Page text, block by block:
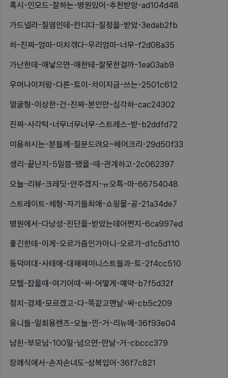
혹시-인모드-잘하는-병원있어-추천받앙-ad104d48
가드넬라-질염인데-칸디다-질정을-받았-3edab2fb
하-진짜-엄마-미치겎다-우리엄마-너무-f2d08a35
가난한데-애낳으면-애한테-잘못한걸까-1ea03ab9
우머나이저랑-다른-토이-차이지금-쓰는-2501c612
얼굴형-이상한-건-진짜-본인만-심각하-cac24302
진짜-사각턱-너무너무너무-스트레스-받-b2ddfd72
미용하시는-분들께-질문드려요~헤어크리-29d50f33
생리-끝난지-5일쯤-됐을-때-관계하고-2c062397
오늘-리뷰-크레딧-안주겠지-ㅠ오특-마-66754048
스트레이트-체형-자기들최애-쇼핑몰-공-21a34de7
병원에서-다낭성-진단을-받았는데어쩐지-6ca997ed
좋긴한데-이게-오르가즘인가아니-오르가-d1c5d110
동덕여대-사태에-대해페미니스트들과-토-2f4cc510
모텔-잡을때-여기어때-써-어떻게-예약-b7f5d32f
정치-경제-모르겠고-다-똑같고맨날-싸-cb5c209
웅니들-일회용렌즈-오늘-낀-거-리뉴에-36f93e04
남친-부모님-100일-넘으면-만날-거-cbccc379
장례식에서-손자손녀도-상복입어-36f7c821